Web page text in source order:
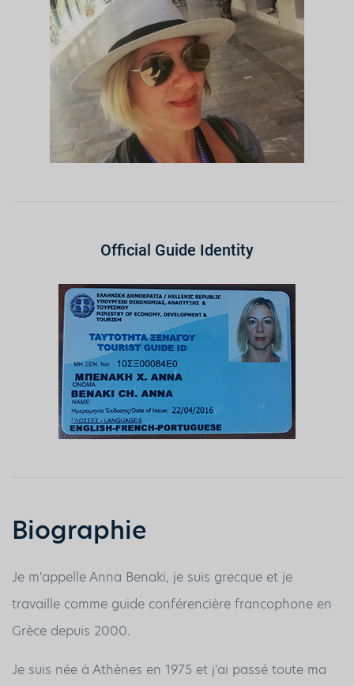
Official Guide Identity
Biographie
Je m'appelle Anna Benaki, je suis grecque et je
travaille comme guide conférencière francophone en
Grèce depuis 2000.
Je suis née à Athènes en 1975 et j'ai passé toute ma